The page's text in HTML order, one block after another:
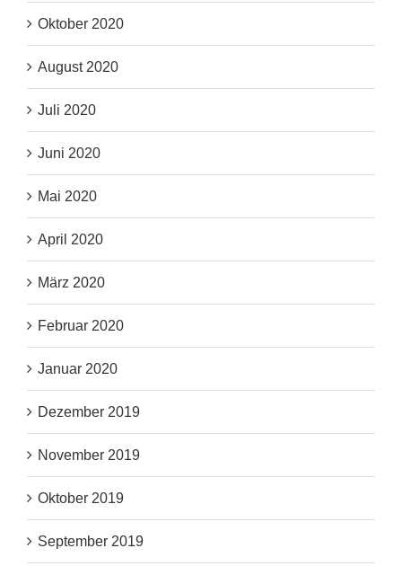
Oktober 2020
August 2020
Juli 2020
Juni 2020
Mai 2020
April 2020
März 2020
Februar 2020
Januar 2020
Dezember 2019
November 2019
Oktober 2019
September 2019